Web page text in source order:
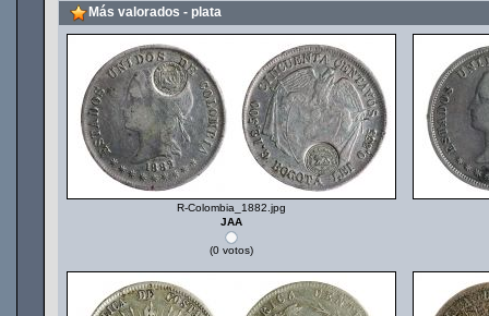
Más valorados - plata
R-Colombia_1882.jpg
JAA
(0 votos)